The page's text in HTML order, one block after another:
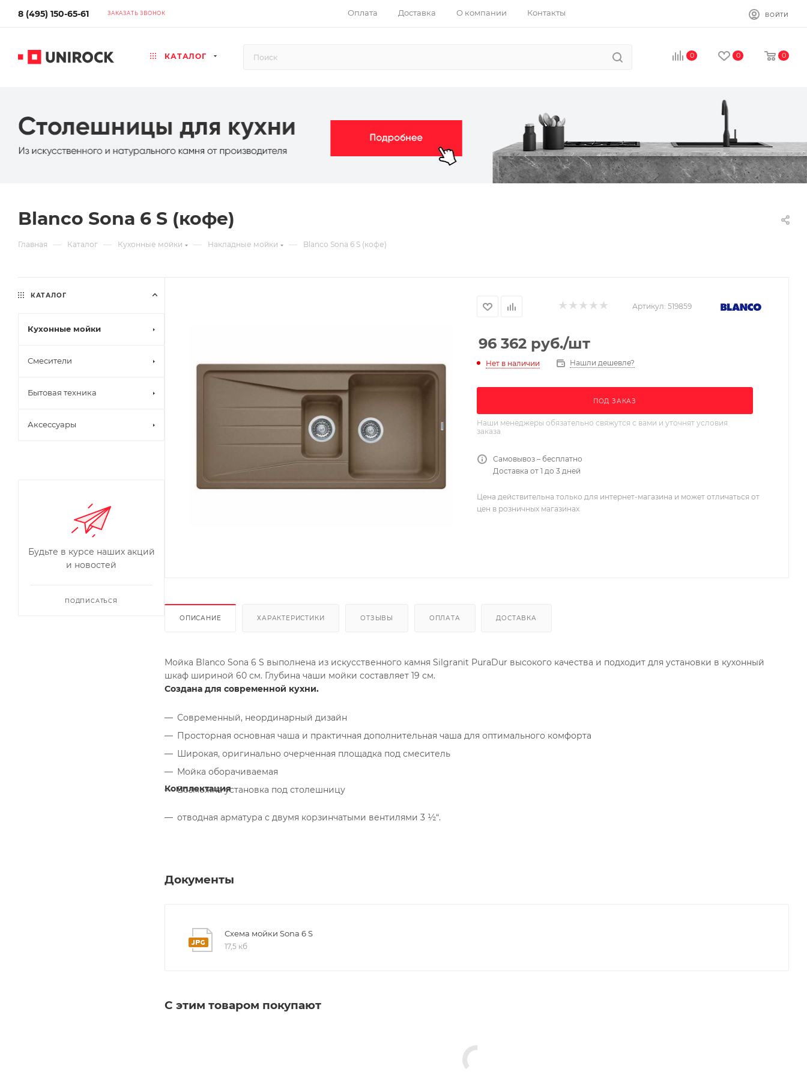
8 (495) 150-65-61 ЗАКАЗАТЬ ЗВОНОК Оплата Доставка О компании Контакты ВОЙТИ
КАТАЛОГ 0 0 0
Blanco Sona 6 S (кофе)
Главная — Каталог — Кухонные мойки — Накладные мойки — Blanco Sona 6 S (кофе)
Артикул: 519859
96 362 руб./шт
Нет в наличии Нашли дешевле?
ПОД ЗАКАЗ
Наши менеджеры обязательно свяжутся с вами и уточнят условия
заказа
Самовывоз – бесплатно
Доставка от 1 до 3 дней
Цена действительна только для интернет-магазина и может отличаться от
цен в розничных магазинах
ОПИСАНИЕ ХАРАКТЕРИСТИКИ ОТЗЫВЫ ОПЛАТА ДОСТАВКА
Мойка Blanco Sona 6 S выполнена из искусственного камня Silgranit PuraDur высокого качества и подходит для установки в кухонный
шкаф шириной 60 см. Глубина чаши мойки составляет 19 см.
Создана для современной кухни.
Современный, неординарный дизайн
Просторная основная чаша и практичная дополнительная чаша для оптимального комфорта
Широкая, оригинально очерченная площадка под смеситель
Мойка оборачиваемая
Возможна установка под столешницу
Комплектация
отводная арматура с двумя корзинчатыми вентилями 3 ½“.
Документы
Схема мойки Sona 6 S
17,5 кб
С этим товаром покупают
КАТАЛОГ
Кухонные мойки
Смесители
Бытовая техника
Аксессуары
Будьте в курсе наших акций
и новостей
ПОДПИСАТЬСЯ